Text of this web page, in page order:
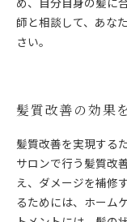
師と相談して、あな
さい。
髪質改善の効果
髪質改善を実現する
サロンで行う髪質改
え、ダメージを補修
るためには、ホーム